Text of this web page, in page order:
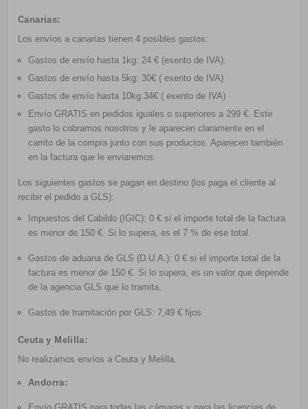
Canarias:
Los envíos a canarias tienen 4 posibles gastos:
Gastos de envío hasta 1kg: 24 € (exento de IVA).
Gastos de envío hasta 5kg: 30€ ( exento de IVA)
Gastos de envío hasta 10kg:34€ ( exento de IVA)
Envío GRATIS en pedidos iguales o superiores a 299 €. Este
gasto lo cobramos nosotros y le aparecen claramente en el
carrito de la compra junto con sus productos. Aparecen también
en la factura que le enviaremos.
Los siguientes gastos se pagan en destino (los paga el cliente al
recibir el pedido a GLS):
Impuestos del Cabildo (IGIC): 0 € si el importe total de la factura
es menor de 150 €. Si lo supera, es el 7 % de ese total.
Gastos de aduana de GLS (D.U.A.): 0 € si el importe total de la
factura es menor de 150 €. Si lo supera, es un valor que depende
de la agencia GLS que lo tramita.
Gastos de tramitación por GLS: 7,49 € fijos
Ceuta y Melilla:
No realizamos envíos a Ceuta y Melilla.
Andorra: